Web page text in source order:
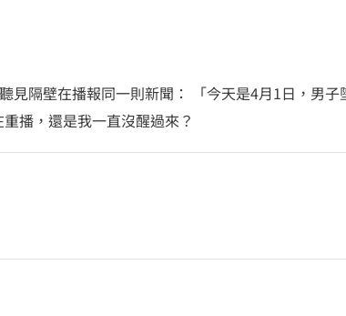
見隔壁在播報同一則新聞： 「今天是4月1日，男
播，還是我一直沒醒過來？